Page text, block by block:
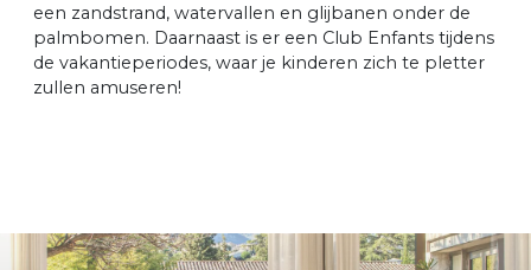
een zandstrand, watervallen en glijbanen onder de
palmbomen. Daarnaast is er een Club Enfants tijdens
de vakantieperiodes, waar je kinderen zich te pletter
zullen amuseren!